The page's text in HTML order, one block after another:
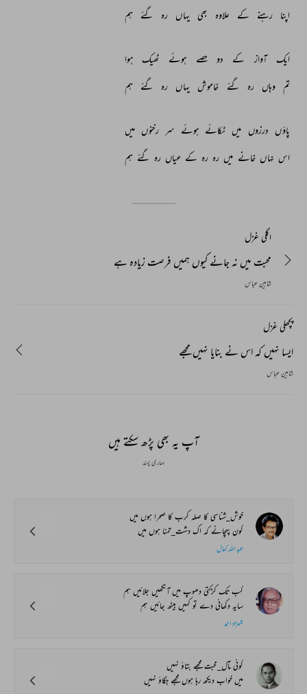
اپنا رہنے کے علاوہ بھی یہاں رہ گئے ہم
ایک آواز کے دو حصے ہوئے ٹھیک ہوا
تم وہاں رہ گئے خاموش یہاں رہ گئے ہم
پاؤں درزوں میں ٹکائے ہوئے سر رخنوں میں
اس نہاں خانے میں رہ رہ کے عیاں رہ گئے ہم
اگلی غزل
محبت میں نہ جانے کیوں ہمیں فرصت زیادہ ہے
شاہین عباس
پچھلی غزل
ایسا نہیں کہ اس نے بنایا نہیں مجھے
شاہین عباس
آپ یہ بھی پڑھ سکتے ہیں
ہماری پسند
خوش_شناسی کا صلہ کرب کا صحرا ہوں میں
کون پہچانے کہ اک دشت_تمنا ہوں میں
عبد اللہ کمال
کب تک کڑکتی دھوپ میں آنکھیں جلائیں ہم
سایہ دکھائی دے تو کہیں بیٹھ جائیں ہم
شہزاد احمد
کوئی مآل_محبت مجھے بتاؤ نہیں
میں خواب دیکھ رہا ہوں مجھے جگاؤ نہیں